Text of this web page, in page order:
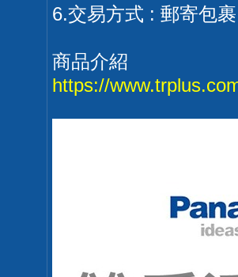
6.交易方式 : 郵寄包
商品介紹
https://